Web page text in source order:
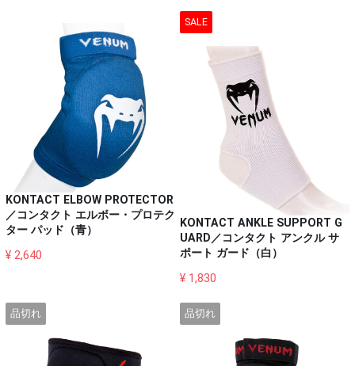
KONTACT ELBOW PROTECTOR
／コンタクト エルボー・プロテク
ター パッド（青）
¥ 2,640
SALE
KONTACT ANKLE SUPPORT G
UARD／コンタクト アンクル サ
ポート ガード（白）
¥ 1,830
品切れ 品切れ